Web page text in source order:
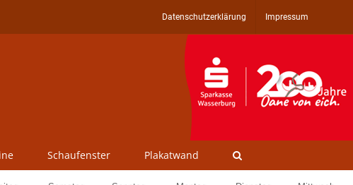
Datenschutzerklärung Impressum
Schaufenster Plakatwand